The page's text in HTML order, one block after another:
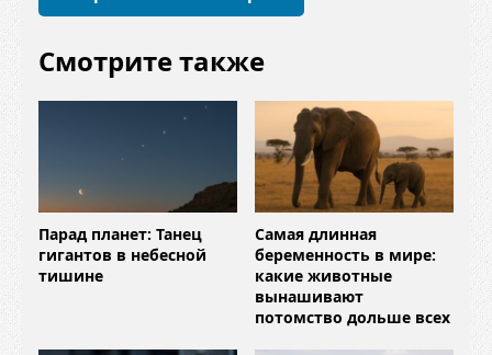
Смотрите также
Парад планет: Танец
гигантов в небесной
тишине
Самая длинная
беременность в мире:
какие животные
вынашивают
потомство дольше всех